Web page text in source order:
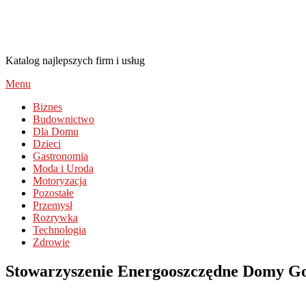
Katalog najlepszych firm i usług
Menu
Biznes
Budownictwo
Dla Domu
Dzieci
Gastronomia
Moda i Uroda
Motoryzacja
Pozostałe
Przemysł
Rozrywka
Technologia
Zdrowie
Stowarzyszenie Energooszczędne Domy